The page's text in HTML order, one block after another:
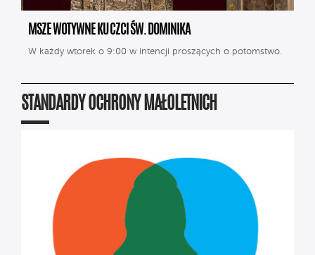
MSZE WOTYWNE KU CZCI ŚW. DOMINIKA
W każdy wtorek o 9:00 w intencji proszących o potomstwo.
STANDARDY OCHRONY MAŁOLETNICH